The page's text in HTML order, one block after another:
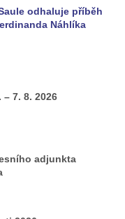
odhaluje příběh
Náhlíka
7. 8. 2026
adjunkta